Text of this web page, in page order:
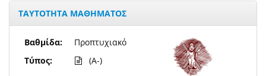
ΤΑΥΤΟΤΗΤΑ ΜΑΘΗΜΑΤΟΣ
Βαθμίδα:
Τύπος:
Προπτυχιακό
(A-)